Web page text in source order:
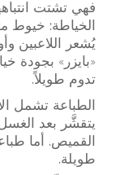
فهي تشتت
الخياطة: خيوط
يُشعر اللاعبين
«بايزر» بجودة
تدوم طويلاً.
الطباعة تشمل
يتقشَّر بعد
القميص. أما
طويلة.